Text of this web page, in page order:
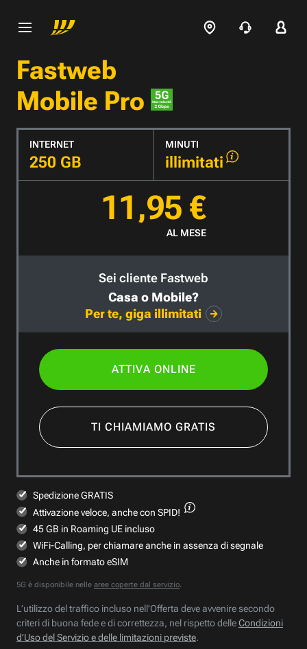
Fastweb
Mobile Pro
INTERNET
250 GB
MINUTI
illimitati
11,95 €
AL MESE
Sei cliente Fastweb
Casa o Mobile?
Per te, giga illimitati
ATTIVA ONLINE
TI CHIAMIAMO GRATIS
Spedizione GRATIS
Attivazione veloce, anche con SPID!
45 GB in Roaming UE incluso
WiFi-Calling, per chiamare anche in assenza di segnale
Anche in formato eSIM
5G è disponibile nelle aree coperte dal servizio.
L’utilizzo del traffico incluso nell’Offerta deve avvenire secondo
criteri di buona fede e di correttezza, nel rispetto delleCondizioni
d’Uso del Servizio e delle limitazioni previste.